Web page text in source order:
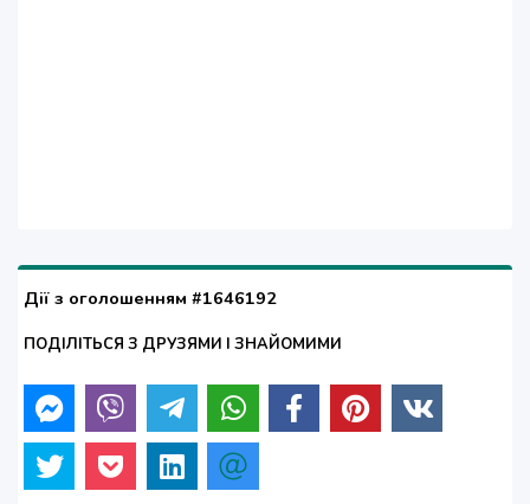
Дії з оголошенням #1646192
ПОДІЛІТЬСЯ З ДРУЗЯМИ І ЗНАЙОМИМИ